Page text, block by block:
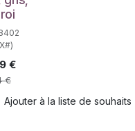
€
€
Ajouter à la liste de souhaits